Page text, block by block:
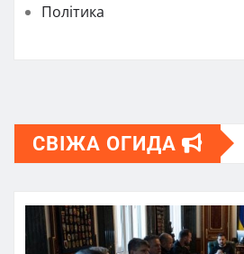
Політика
СВІЖА ОГИДА